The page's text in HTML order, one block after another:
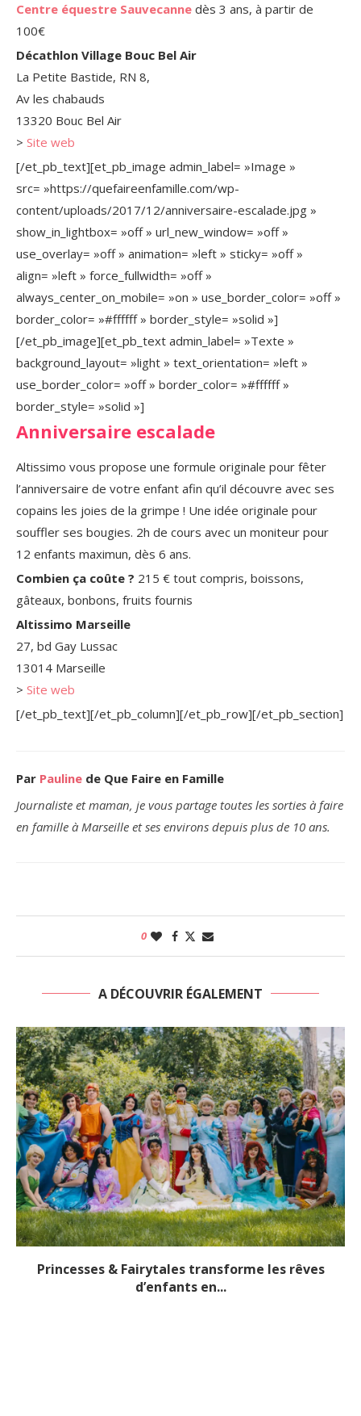
Centre équestre Sauvecanne dès 3 ans, à partir de
100€
Décathlon Village Bouc Bel Air
La Petite Bastide, RN 8,
Av les chabauds
13320 Bouc Bel Air
> Site web
[/et_pb_text][et_pb_image admin_label= »Image »
src= »https://quefaireenfamille.com/wp-
content/uploads/2017/12/anniversaire-escalade.jpg »
show_in_lightbox= »off » url_new_window= »off »
use_overlay= »off » animation= »left » sticky= »off »
align= »left » force_fullwidth= »off »
always_center_on_mobile= »on » use_border_color= »off »
border_color= »#ffffff » border_style= »solid »]
[/et_pb_image][et_pb_text admin_label= »Texte »
background_layout= »light » text_orientation= »left »
use_border_color= »off » border_color= »#ffffff »
border_style= »solid »]
Anniversaire escalade
Altissimo vous propose une formule originale pour fêter
l’anniversaire de votre enfant afin qu’il découvre avec ses
copains les joies de la grimpe ! Une idée originale pour
souffler ses bougies. 2h de cours avec un moniteur pour
12 enfants maximun, dès 6 ans.
Combien ça coûte ? 215 € tout compris, boissons,
gâteaux, bonbons, fruits fournis
Altissimo Marseille
27, bd Gay Lussac
13014 Marseille
> Site web
[/et_pb_text][/et_pb_column][/et_pb_row][/et_pb_section]
Par Pauline de Que Faire en Famille
Journaliste et maman, je vous partage toutes les sorties à faire
en famille à Marseille et ses environs depuis plus de 10 ans.
0
A DÉCOUVRIR ÉGALEMENT
Princesses & Fairytales transforme les rêves
d’enfants en...